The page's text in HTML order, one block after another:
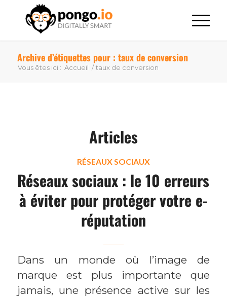
Archive d’étiquettes pour : taux de conversion
Vous êtes ici : Accueil / taux de conversion
Articles
RÉSEAUX SOCIAUX
Réseaux sociaux : le 10 erreurs
à éviter pour protéger votre e-
réputation
Dans un monde où l’image de
marque est plus importante que
jamais, une présence active sur les